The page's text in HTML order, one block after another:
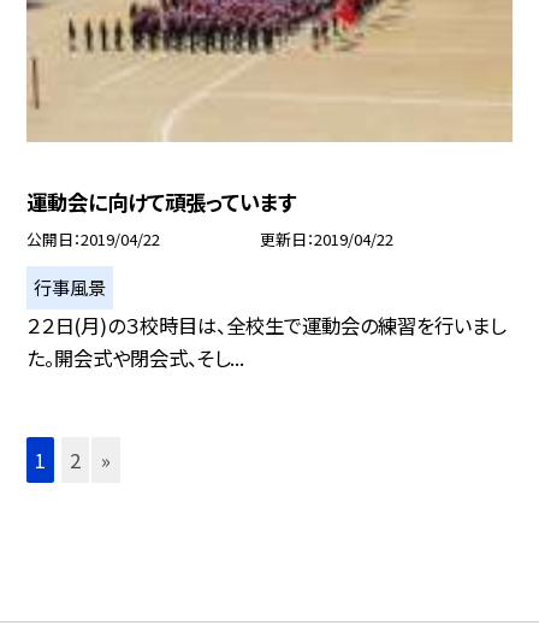
運動会に向けて頑張っています
公開日 2019/04/22 更新日 2019/04/22
行事風景
２２日(月)の３校時目は、全校生で運動会の練習を行いまし
た。開会式や閉会式、そし...
1 2 »